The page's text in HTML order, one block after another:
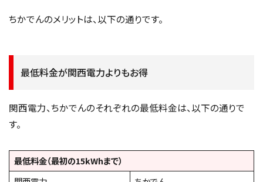
ちかでんのメリットは、以下の通りです。
最低料金が関西電力よりもお得
関西電力、ちかでんのそれぞれの最低料金は、以下の通りで
す。
最低料金（最初の15kWhまで）